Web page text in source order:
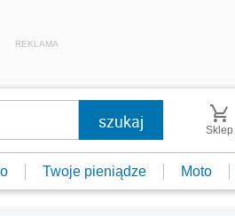
REKLAMA
Sklep
Twoje pieniądze Moto